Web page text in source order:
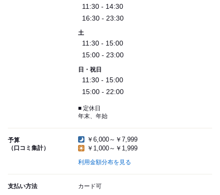
11:30 - 14:30
16:30 - 23:30
土
11:30 - 15:00
15:00 - 23:00
日・祝日
11:30 - 15:00
15:00 - 22:00
■ 定休日
年末、年始
予算
（口コミ集計）
￥6,000～￥7,999
￥1,000～￥1,999
利用金額分布を見る
支払い方法 カード可